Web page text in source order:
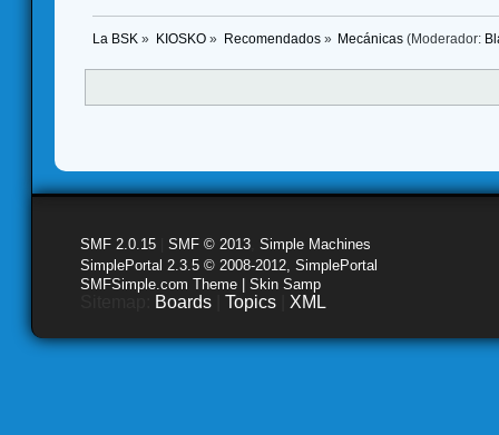
La BSK » KIOSKO» Recomendados» Mecánicas (Moderador:
SMF 2.0.15 SMF © 2013 Simple Machines
SimplePortal 2.3.5 © 2008-2012, SimplePortal
SMFSimple.com Theme | Skin Samp
Boards Topics XML